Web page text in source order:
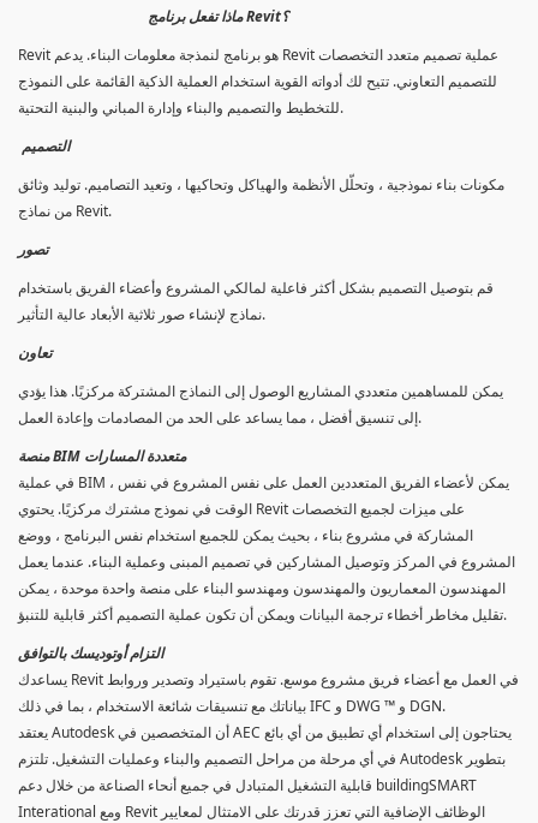
ماذا تفعل برنامج Revit؟
Revit هو برنامج لنمذجة معلومات البناء. يدعم Revit عملية تصميم متعدد التخصصات
للتصميم التعاوني. تتيح لك أدواته القوية استخدام العملية الذكية القائمة على النموذج
للتخطيط والتصميم والبناء وإدارة المباني والبنية التحتية.
التصميم
مكونات بناء نموذجية ، وتحلّل الأنظمة والهياكل وتحاكيها ، وتعيد التصاميم. توليد وثائق
من نماذج Revit.
تصور
قم بتوصيل التصميم بشكل أكثر فاعلية لمالكي المشروع وأعضاء الفريق باستخدام
نماذج لإنشاء صور ثلاثية الأبعاد عالية التأثير.
تعاون
يمكن للمساهمين متعددي المشاريع الوصول إلى النماذج المشتركة مركزيًا. هذا يؤدي
إلى تنسيق أفضل ، مما يساعد على الحد من المصادمات وإعادة العمل.
منصة BIM متعددة المسارات
في عملية BIM ، يمكن لأعضاء الفريق المتعددين العمل على نفس المشروع في نفس
الوقت في نموذج مشترك مركزيًا. يحتوي Revit على ميزات لجميع التخصصات
المشاركة في مشروع بناء ، بحيث يمكن للجميع استخدام نفس البرنامج ، ووضع
المشروع في المركز وتوصيل المشاركين في تصميم المبنى وعملية البناء. عندما يعمل
المهندسون المعماريون والمهندسون ومهندسو البناء على منصة واحدة موحدة ، يمكن
تقليل مخاطر أخطاء ترجمة البيانات ويمكن أن تكون عملية التصميم أكثر قابلية للتنبؤ.
التزام أوتوديسك بالتوافق
يساعدك Revit في العمل مع أعضاء فريق مشروع موسع. تقوم باستيراد وتصدير وروابط
بياناتك مع تنسيقات شائعة الاستخدام ، بما في ذلك IFC و DWG ™ و DGN.
يعتقد Autodesk أن المتخصصين في AEC يحتاجون إلى استخدام أي تطبيق من أي بائع
في أي مرحلة من مراحل التصميم والبناء وعمليات التشغيل. تلتزم Autodesk بتطوير
قابلية التشغيل المتبادل في جميع أنحاء الصناعة من خلال دعم buildingSMART
Interational ومع Revit الوظائف الإضافية التي تعزز قدرتك على الامتثال لمعايير